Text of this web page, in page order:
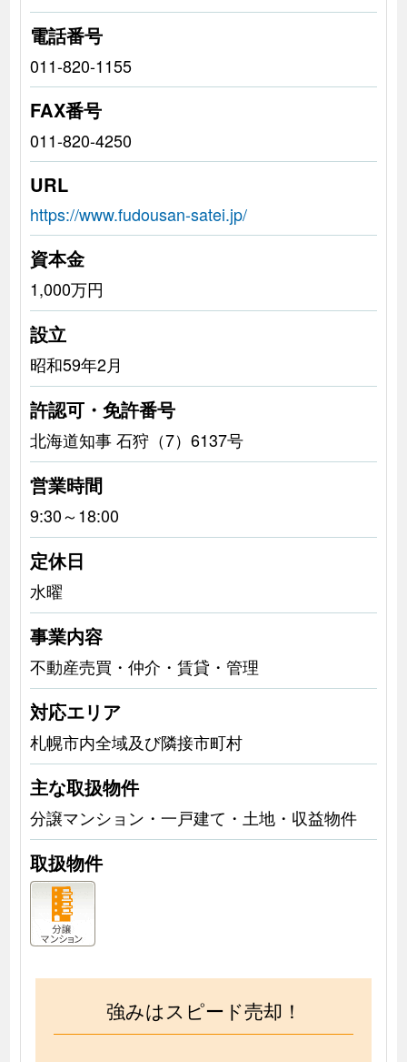
電話番号
011-820-1155
FAX番号
011-820-4250
URL
https://www.fudousan-satei.jp/
資本金
1,000万円
設立
昭和59年2月
許認可・免許番号
北海道知事 石狩（7）6137号
営業時間
9:30～18:00
定休日
水曜
事業内容
不動産売買・仲介・賃貸・管理
対応エリア
札幌市内全域及び隣接市町村
主な取扱物件
分譲マンション・一戸建て・土地・収益物件
取扱物件
強みはスピード売却！